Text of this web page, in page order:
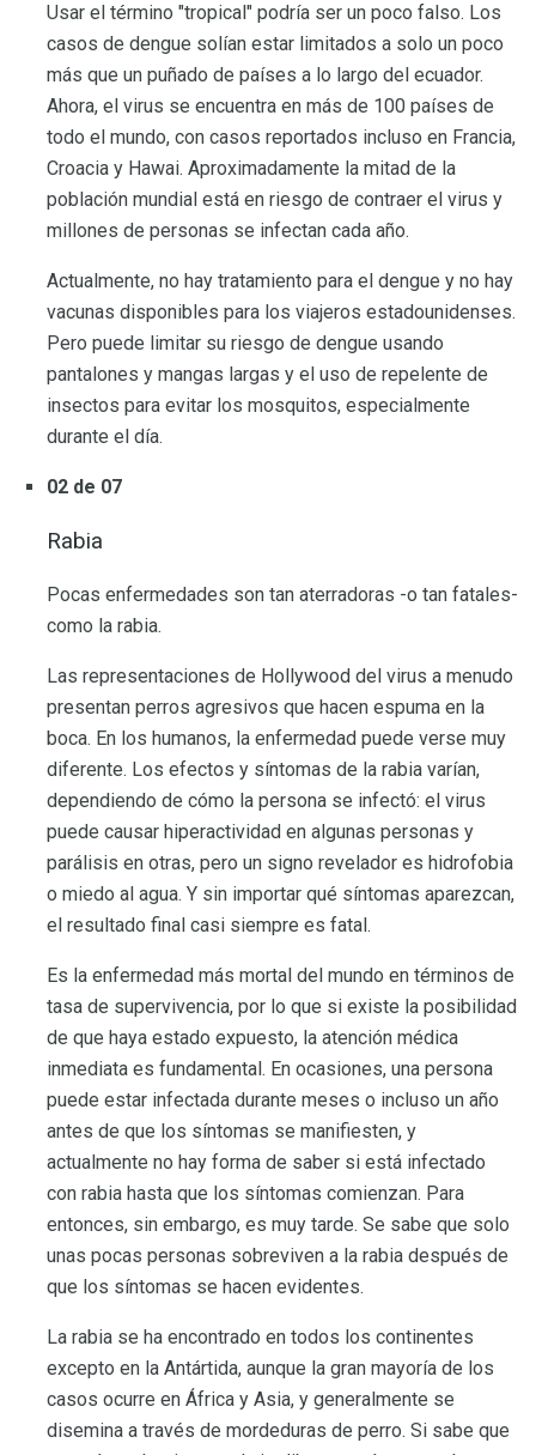
Usar el término "tropical" podría ser un poco falso. Los
casos de dengue solían estar limitados a solo un poco
más que un puñado de países a lo largo del ecuador.
Ahora, el virus se encuentra en más de 100 países de
todo el mundo, con casos reportados incluso en Francia,
Croacia y Hawai. Aproximadamente la mitad de la
población mundial está en riesgo de contraer el virus y
millones de personas se infectan cada año.
Actualmente, no hay tratamiento para el dengue y no hay
vacunas disponibles para los viajeros estadounidenses.
Pero puede limitar su riesgo de dengue usando
pantalones y mangas largas y el uso de repelente de
insectos para evitar los mosquitos, especialmente
durante el día.
02 de 07
Rabia
Pocas enfermedades son tan aterradoras -o tan fatales-
como la rabia.
Las representaciones de Hollywood del virus a menudo
presentan perros agresivos que hacen espuma en la
boca. En los humanos, la enfermedad puede verse muy
diferente. Los efectos y síntomas de la rabia varían,
dependiendo de cómo la persona se infectó: el virus
puede causar hiperactividad en algunas personas y
parálisis en otras, pero un signo revelador es hidrofobia
o miedo al agua. Y sin importar qué síntomas aparezcan,
el resultado final casi siempre es fatal.
Es la enfermedad más mortal del mundo en términos de
tasa de supervivencia, por lo que si existe la posibilidad
de que haya estado expuesto, la atención médica
inmediata es fundamental. En ocasiones, una persona
puede estar infectada durante meses o incluso un año
antes de que los síntomas se manifiesten, y
actualmente no hay forma de saber si está infectado
con rabia hasta que los síntomas comienzan. Para
entonces, sin embargo, es muy tarde. Se sabe que solo
unas pocas personas sobreviven a la rabia después de
que los síntomas se hacen evidentes.
La rabia se ha encontrado en todos los continentes
excepto en la Antártida, aunque la gran mayoría de los
casos ocurre en África y Asia, y generalmente se
disemina a través de mordeduras de perro. Si sabe que